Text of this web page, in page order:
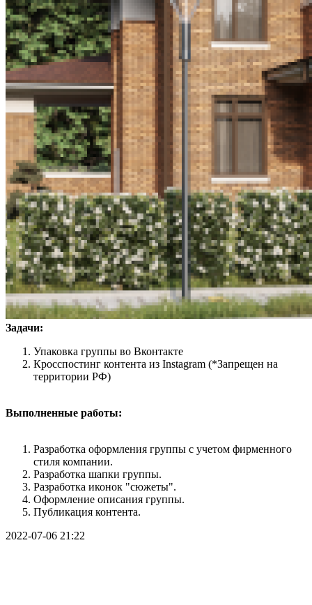
Задачи:
Упаковка группы во Вконтакте
Кросспостинг контента из Instagram (*Запрещен на
территории РФ)
Выполненные работы:
Разработка оформления группы с учетом фирменного
стиля компании.
Разработка шапки группы.
Разработка иконок "сюжеты".
Оформление описания группы.
Публикация контента.
2022-07-06 21:22